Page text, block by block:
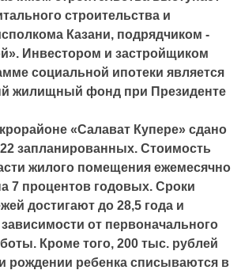
строительства и
Казани, подрядчиком -
Инвестором и застройщиком
социальной ипотеки является
жилищный фонд при Президенте
«Салават Купере» сдано
запланированных. Стоимость
жилого помещения ежемесячно
7 процентов годовых. Сроки
достигают до 28,5 года и
от первоначального
Кроме того, 200 тыс. рублей
рождении ребенка списываются в